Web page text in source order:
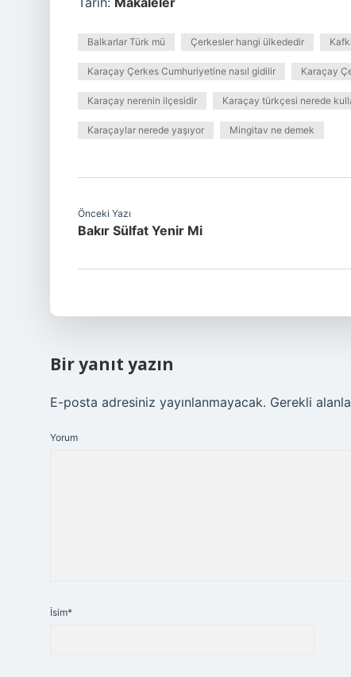
Balkarlar Türk mü Çerkesler hangi ülkededir
Karaçay Çerkes Cumhuriyetine nasıl gidilir Karaçay
Karaçay nerenin ilçesidir Karaçay türkçesi nerede
Karaçaylar nerede yaşıyor Mingitav ne demek
Önceki Yazı
Bakır Sülfat Yenir Mi
Bir yanıt yazın
E-posta adresiniz yayınlanmayacak. Gerekli
Yorum
İsim*